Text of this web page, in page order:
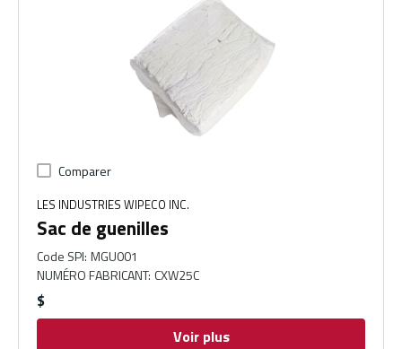
Comparer
LES INDUSTRIES WIPECO INC.
Sac de guenilles
Code SPI: MGU001
NUMÉRO FABRICANT: CXW25C
$
Voir plus